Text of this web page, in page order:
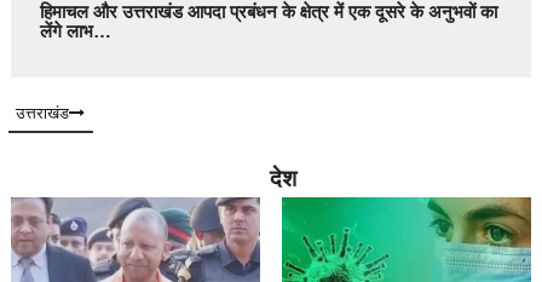
हिमाचल और उत्तराखंड आपदा प्रबंधन के क्षेत्र में एक दूसरे के अनुभवों का
लेंगे लाभ…
उत्तराखंड
देश